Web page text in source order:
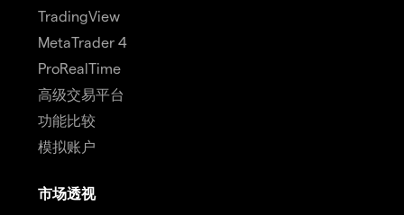
TradingView
MetaTrader 4
ProRealTime
高级交易平台
功能比较
模拟账户
市场透视